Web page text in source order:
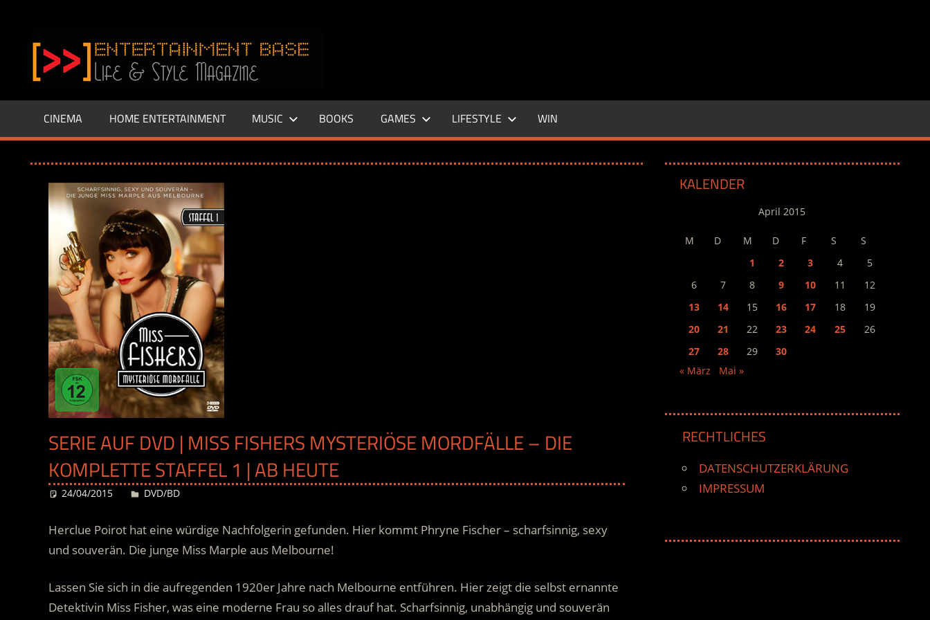
springen
–
LIFE
Base.de
CINEMA HOME ENTERTAINMENT MUSIC BOOKS GAMES LIFESTYLE WIN
SERIE AUF DVD | MISS FISHERS MYSTERIÖSE MORDFÄLLE – DIE
KOMPLETTE STAFFEL 1 | AB HEUTE
24/04/2015 Desiree
DVD/BD
Herclue Poirot hat eine würdige Nachfolgerin gefunden. Hier kommt Phryne Fischer – scharfsinnig, sexy
und souverän. Die junge Miss Marple aus Melbourne!
Lassen Sie sich in die aufregenden 1920er Jahre nach Melbourne entführen. Hier zeigt die selbst ernannte
Detektivin Miss Fisher, was eine moderne Frau so alles drauf hat. Scharfsinnig, unabhängig und souverän
KALENDER
April 2015
M D M D F S
S
1
2 3 4
5
6
7 8 9 10 11
12
13
14 15 16 17 18
19
20
21 22 23 24 25
26
27
28 29
30
« März
Mai »
RECHTLICHES
DATENSCHUTZERKLÄRUNG
IMPRESSUM